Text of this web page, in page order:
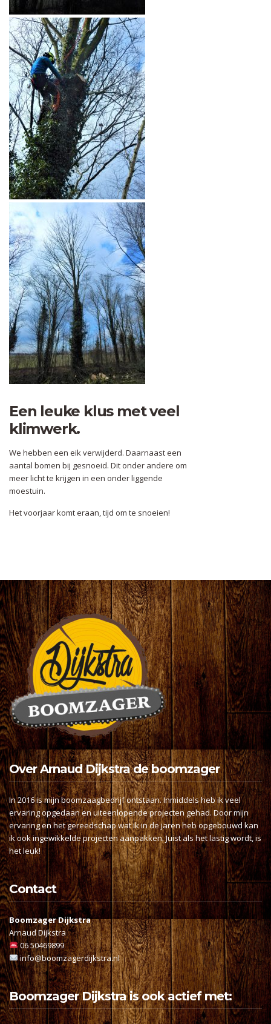
Een leuke klus met veel
klimwerk.
We hebben een eik verwijderd. Daarnaast een
aantal bomen bij gesnoeid. Dit onder andere om
meer licht te krijgen in een onder liggende
moestuin.
Het voorjaar komt eraan, tijd om te snoeien!
Over Arnaud Dijkstra de boomzager
In 2016 is mijn boomzaagbedrijf ontstaan. Inmiddels heb ik veel
ervaring opgedaan en uiteenlopende projecten gehad. Door mijn
ervaring en het gereedschap wat ik in de jaren heb opgebouwd kan
ik ook ingewikkelde projecten aanpakken. Juist als het lastig wordt, is
het leuk!
Contact
Boomzager Dijkstra
Arnaud Dijkstra
06 50469899
info@boomzagerdijkstra.nl
Boomzager Dijkstra is ook actief met: